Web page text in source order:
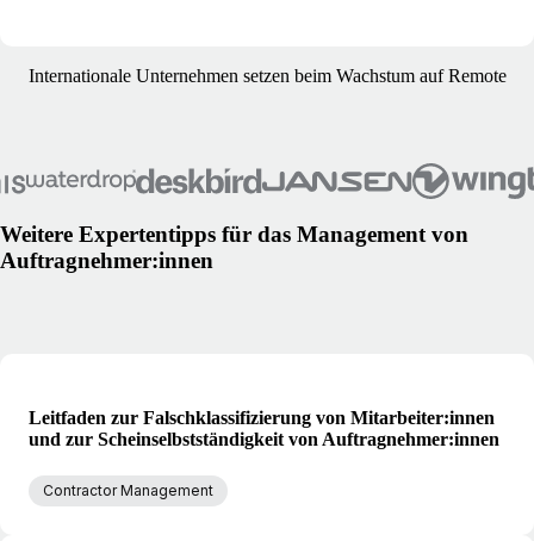
Internationale Unternehmen setzen beim Wachstum auf Remote
Weitere Expertentipps für das Management von
Auftragnehmer:innen
Leitfaden zur Falschklassifizierung von Mitarbeiter:innen
und zur Scheinselbstständigkeit von Auftragnehmer:innen
Contractor Management